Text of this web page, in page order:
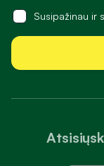
Susipažinau ir